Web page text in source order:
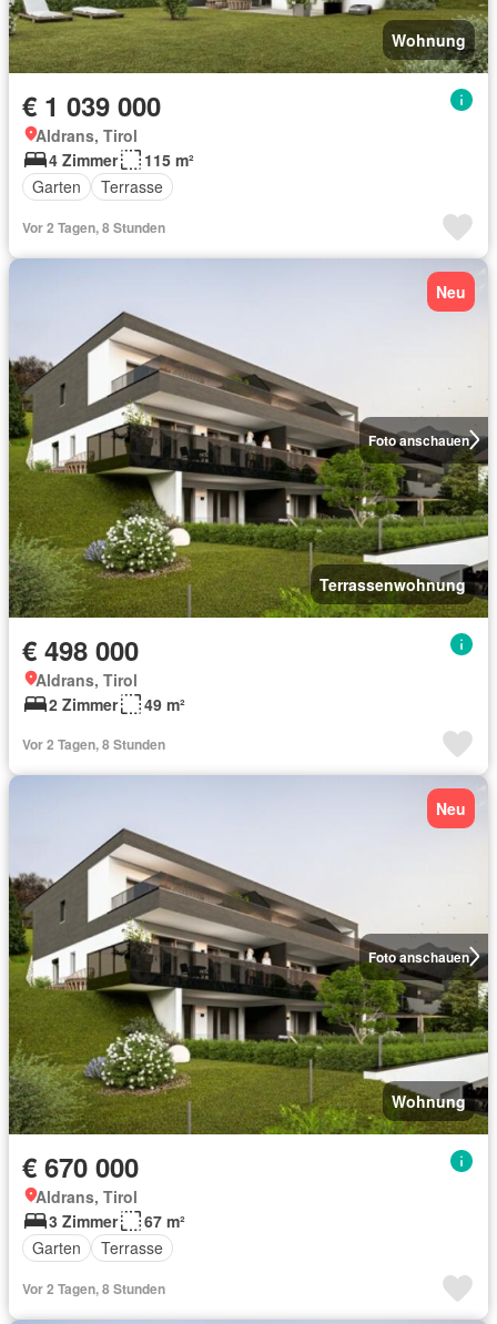
Wohnung
€ 1 039 000
Aldrans, Tirol
4 Zimmer
115 m²
Garten
Terrasse
Vor 2 Tagen, 8 Stunden
Foto anschauen
Neu
Terrassenwohnung
€ 498 000
Aldrans, Tirol
2 Zimmer
49 m²
Vor 2 Tagen, 8 Stunden
Foto anschauen
Neu
Wohnung
€ 670 000
Aldrans, Tirol
3 Zimmer
67 m²
Garten
Terrasse
Vor 2 Tagen, 8 Stunden